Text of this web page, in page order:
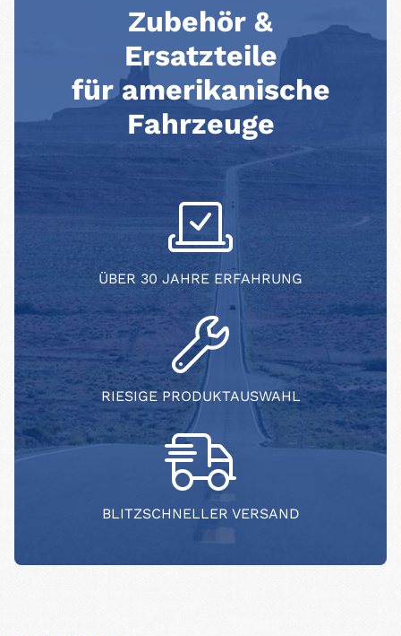
Zubehör &
Ersatzteile
für amerikanische
Fahrzeuge
ÜBER 30 JAHRE ERFAHRUNG
RIESIGE PRODUKTAUSWAHL
BLITZSCHNELLER VERSAND